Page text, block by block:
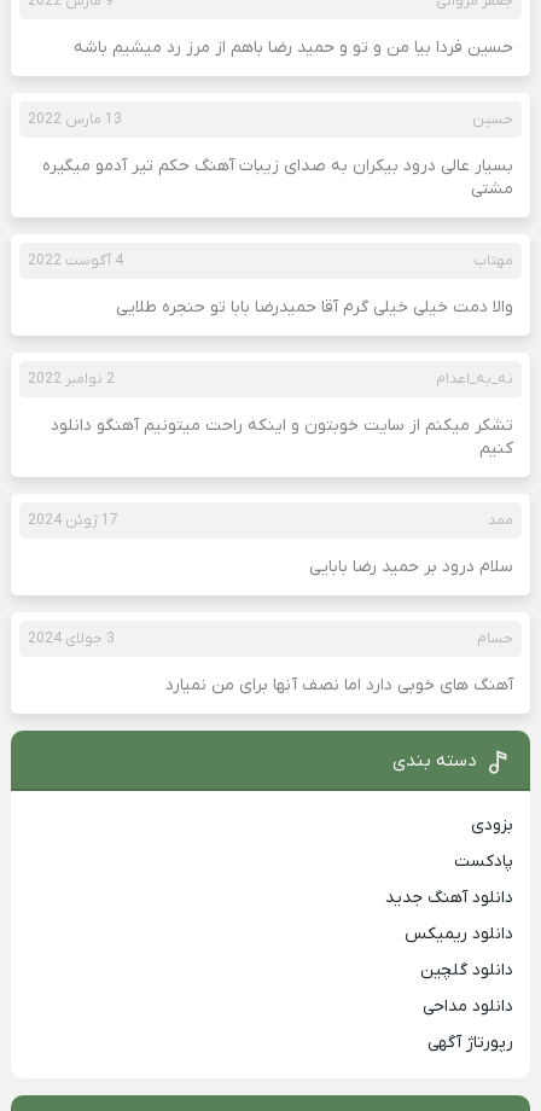
حسین فردا بیا من و تو و حمید رضا باهم از مرز رد میشیم باشه
حسین 13 مارس 2022
بسیار عالی درود بیکران به صدای زیبات آهنگ حکم تیر آدمو میگیره
مشتی
مهتاب 4 آگوست 2022
والا دمت خیلی خیلی گرم آقا حمیدرضا بابا تو حنجره طلایی
نه_به_اعدام 2 نوامبر 2022
تشکر میکنم از سایت خوبتون و اینکه راحت میتونیم آهنگو دانلود
کنیم
ممد 17 ژوئن 2024
سلام درود بر حمید رضا بابایی
حسام 3 جولای 2024
آهنگ های خوبی دارد اما نصف آنها برای من نمیارد
دسته بندی
بزودی
پادکست
دانلود آهنگ جدید
دانلود ریمیکس
دانلود گلچین
دانلود مداحی
رپورتاژ آگهی